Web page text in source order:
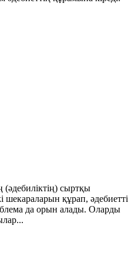
(әдебиліктің) сыртқы
құрап, әдебиетті
да орын алады. Оларды